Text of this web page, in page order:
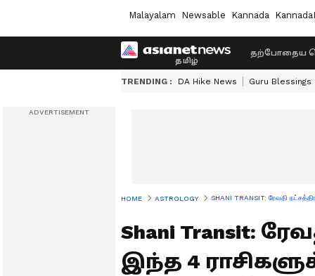
Malayalam Newsable Kannada
தற்போதைய
TRENDING : DA Hike News Guru Blessings
HOME ASTROLOGY SHANI TRANSIT: ரேவதி
Shani Transit:
இந்த 4